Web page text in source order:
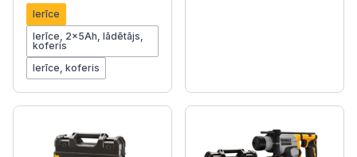
Ierīce
Ierīce, 2x5Ah, lādētājs,
koferis
Ierīce, koferis